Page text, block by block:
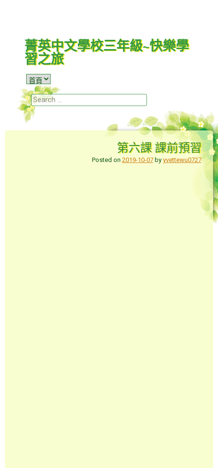
菁英中文學校三年級~快樂學
習之旅
Menu
Skip to content
Search
第六課 課前預習
Posted on 2019-10-07by yvettewu0727